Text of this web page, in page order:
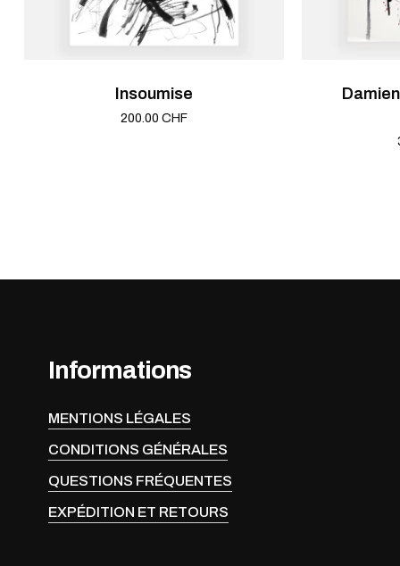
Insoumise
200.00 CHF
Informations
MENTIONS LÉGALES
CONDITIONS GÉNÉRALES
QUESTIONS FRÉQUENTES
EXPÉDITION ET RETOURS